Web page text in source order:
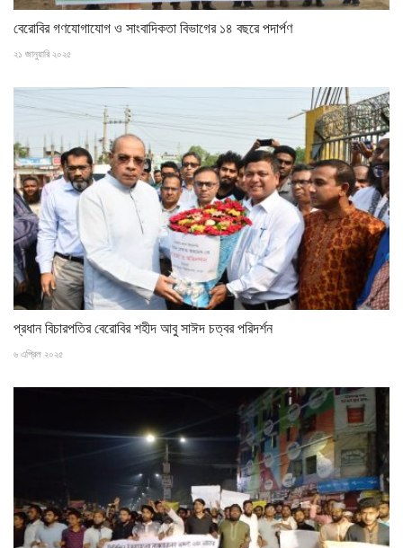
বেরোবির গণযোগাযোগ ও সাংবাদিকতা বিভাগের ১৪ বছরে পদার্পণ
২১ জানুয়ারি ২০২৫
প্রধান বিচারপতির বেরোবির শহীদ আবু সাঈদ চত্বর পরিদর্শন
৬ এপ্রিল ২০২৫